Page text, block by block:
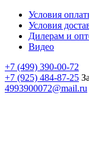
Условия
Условия
Дилерам и
Видео
+7 (499) 390-00-72
+7 (925) 484-87-25
4993900072@mail.ru